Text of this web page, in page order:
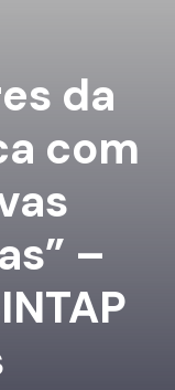
da
com
–